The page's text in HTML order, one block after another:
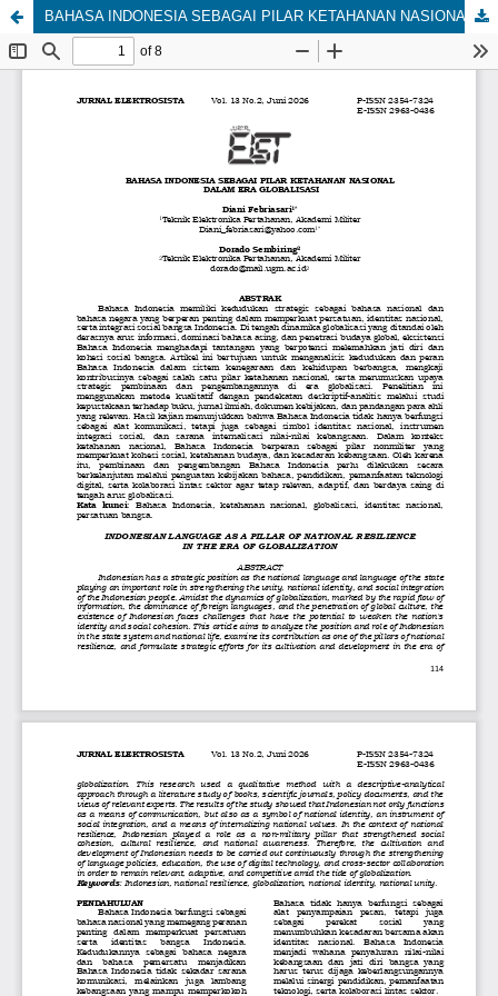
BAHASA INDONESIA SEBAGAI PILAR KETAHANAN NASIONAL DALAM ERA GLOBALISASI